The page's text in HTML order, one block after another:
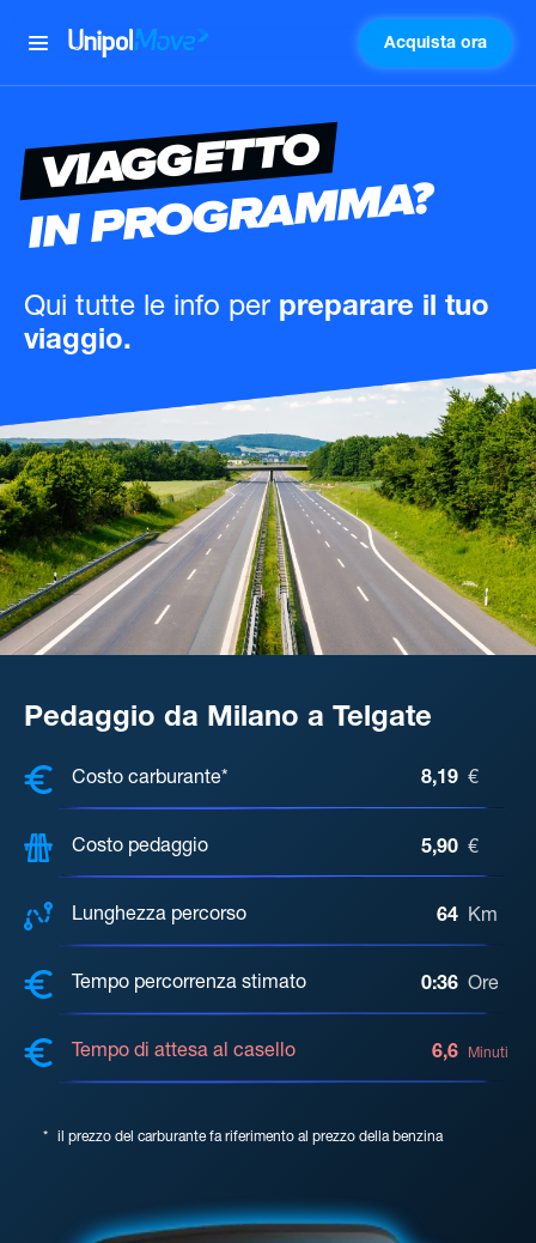
UnipolMove Acquista ora
VIAGGETTO
IN PROGRAMMA?
Qui tutte le info per preparare il tuo
viaggio.
Pedaggio da Milano a Telgate
COSTI, DISTANZA, TEMPO DI
Costo carburante* 8,19 €
Costo pedaggio 5,90 €
Lunghezza percorso 64 Km
Tempo percorrenza stimato 0:36 Ore
Tempo di attesa al casello 6,6 Minuti
* il prezzo del carburante fa riferimento al prezzo della benzina